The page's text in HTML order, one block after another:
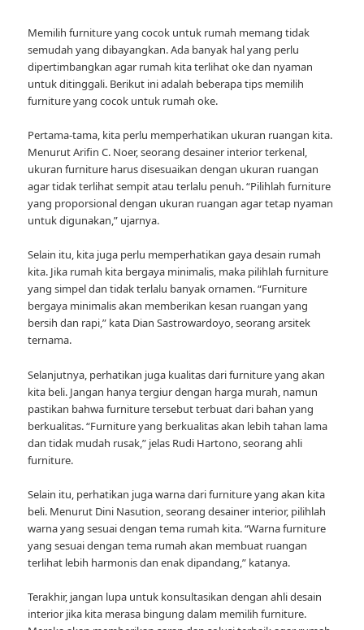
Memilih furniture yang cocok untuk rumah memang tidak
semudah yang dibayangkan. Ada banyak hal yang perlu
dipertimbangkan agar rumah kita terlihat oke dan nyaman
untuk ditinggali. Berikut ini adalah beberapa tips memilih
furniture yang cocok untuk rumah oke.
Pertama-tama, kita perlu memperhatikan ukuran ruangan kita.
Menurut Arifin C. Noer, seorang desainer interior terkenal,
ukuran furniture harus disesuaikan dengan ukuran ruangan
agar tidak terlihat sempit atau terlalu penuh. “Pilihlah furniture
yang proporsional dengan ukuran ruangan agar tetap nyaman
untuk digunakan,” ujarnya.
Selain itu, kita juga perlu memperhatikan gaya desain rumah
kita. Jika rumah kita bergaya minimalis, maka pilihlah furniture
yang simpel dan tidak terlalu banyak ornamen. “Furniture
bergaya minimalis akan memberikan kesan ruangan yang
bersih dan rapi,” kata Dian Sastrowardoyo, seorang arsitek
ternama.
Selanjutnya, perhatikan juga kualitas dari furniture yang akan
kita beli. Jangan hanya tergiur dengan harga murah, namun
pastikan bahwa furniture tersebut terbuat dari bahan yang
berkualitas. “Furniture yang berkualitas akan lebih tahan lama
dan tidak mudah rusak,” jelas Rudi Hartono, seorang ahli
furniture.
Selain itu, perhatikan juga warna dari furniture yang akan kita
beli. Menurut Dini Nasution, seorang desainer interior, pilihlah
warna yang sesuai dengan tema rumah kita. “Warna furniture
yang sesuai dengan tema rumah akan membuat ruangan
terlihat lebih harmonis dan enak dipandang,” katanya.
Terakhir, jangan lupa untuk konsultasikan dengan ahli desain
interior jika kita merasa bingung dalam memilih furniture.